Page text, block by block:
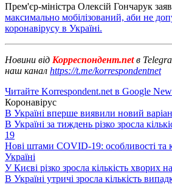
Прем'єр-міністра Олексій Гончарук
максимально мобілізований, аби не
коронавірусу в Україні.
Новини від Корреспондент.netв
наш канал https://t.me/korrespondentnet
Читайте Korrespondent.net в Google
Коронавірус
В Україні вперше виявили новий
В Україні за тиждень різко зросла
19
Нові штами COVID-19: особливості та
Україні
У Києві різко зросла кількість хворих
В Україні утричі зросла кількість